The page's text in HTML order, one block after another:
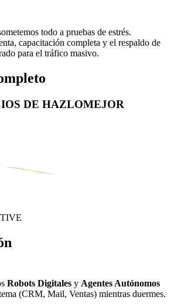
todo a pruebas de estrés.
capacitación completa y el respaldo de
para el tráfico masivo.
DE HAZLOMEJOR
Robots Digitales y Agentes Autónomos
(CRM, Mail, Ventas) mientras duermes.